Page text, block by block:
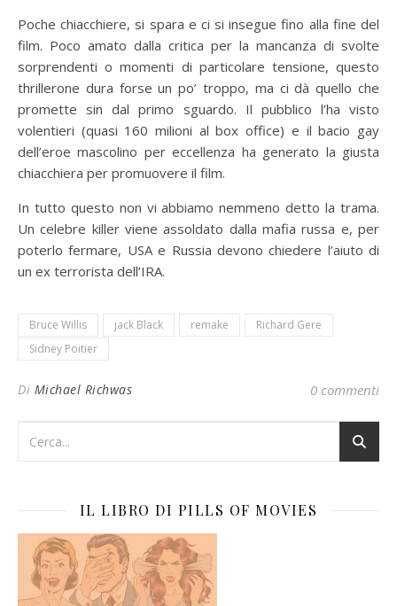
Poche chiacchiere, si spara e ci si insegue fino alla fine del
film. Poco amato dalla critica per la mancanza di svolte
sorprendenti o momenti di particolare tensione, questo
thrillerone dura forse un po’ troppo, ma ci dà quello che
promette sin dal primo sguardo. Il pubblico l’ha visto
volentieri (quasi 160 milioni al box office) e il bacio gay
dell’eroe mascolino per eccellenza ha generato la giusta
chiacchiera per promuovere il film.
In tutto questo non vi abbiamo nemmeno detto la trama.
Un celebre killer viene assoldato dalla mafia russa e, per
poterlo fermare, USA e Russia devono chiedere l’aiuto di
un ex terrorista dell’IRA.
Bruce Willis jack Black remake
Richard Gere
Sidney Poitier
Di Michael Richwas 0 commenti
IL LIBRO DI PILLS OF MOVIES